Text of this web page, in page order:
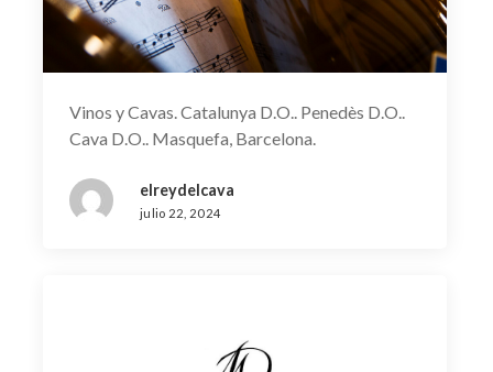
Vinos y Cavas. Catalunya D.O.. Penedès D.O..
Cava D.O.. Masquefa, Barcelona.
elreydelcava
julio 22, 2024